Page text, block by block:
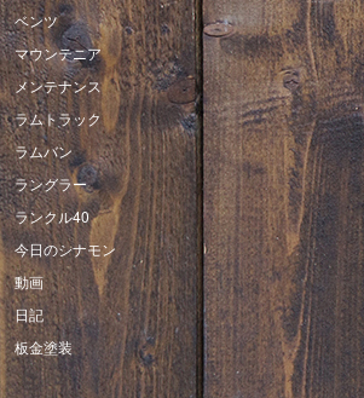
ベンツ
マウンテニア
メンテナンス
ラムトラック
ラムバン
ラングラー
ランクル40
今日のシナモン
動画
日記
板金塗装